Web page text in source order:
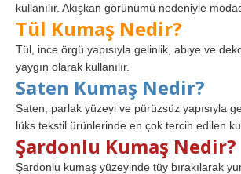
kullanılır. Akışkan görünümü nedeniyle
Tül Kumaş Nedir?
Tül, ince örgü yapısıyla gelinlik, abiye ve
yaygın olarak kullanılır.
Saten Kumaş Nedir?
Saten, parlak yüzeyi ve pürüzsüz yapısıyla
lüks tekstil ürünlerinde en çok tercih edilen
Şardonlu Kumaş Nedir?
Şardonlu kumaş yüzeyinde tüy bırakılarak